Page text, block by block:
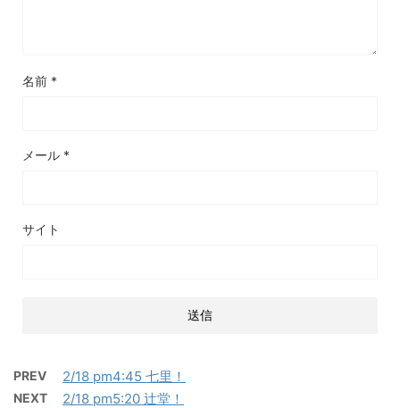
名前 *
メール *
サイト
PREV 2/18 pm4:45 七里！
NEXT 2/18 pm5:20 辻堂！